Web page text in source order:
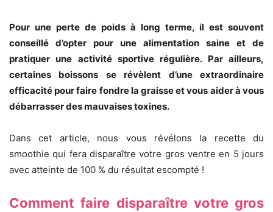
Pour une perte de poids à long terme, il est souvent
conseillé d’opter pour une alimentation saine et de
pratiquer une activité sportive régulière. Par ailleurs,
certaines boissons se révèlent d’une extraordinaire
efficacité pour faire fondre la graisse et vous aider à vous
débarrasser des mauvaises toxines.
Dans cet article, nous vous révélons la recette du
smoothie qui fera disparaître votre gros ventre en 5 jours
avec atteinte de 100 % du résultat escompté !
Comment faire disparaître votre gros